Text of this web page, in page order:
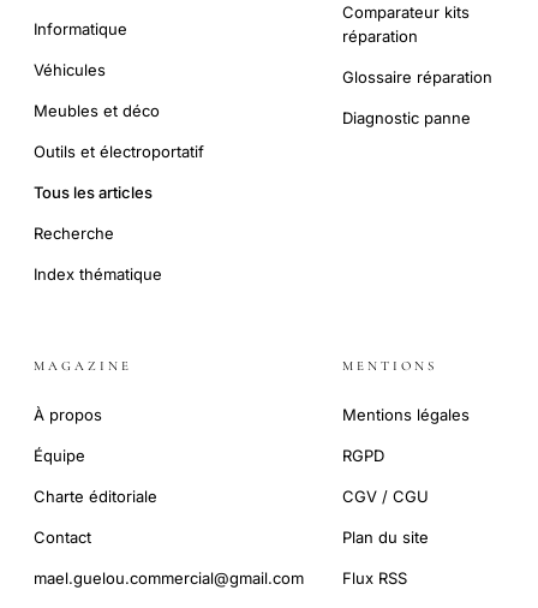
Informatique
Véhicules
Meubles et déco
Outils et électroportatif
Tous les articles
Recherche
Index thématique
Comparateur kits
réparation
Glossaire réparation
Diagnostic panne
MAGAZINE
À propos
Équipe
Charte éditoriale
Contact
mael.guelou.commercial@gmail.com
MENTIONS
Mentions légales
RGPD
CGV / CGU
Plan du site
Flux RSS